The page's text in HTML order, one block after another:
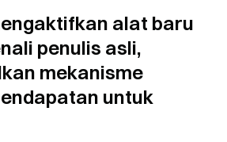
alat baru
penulis asli,
mekanisme
untuk